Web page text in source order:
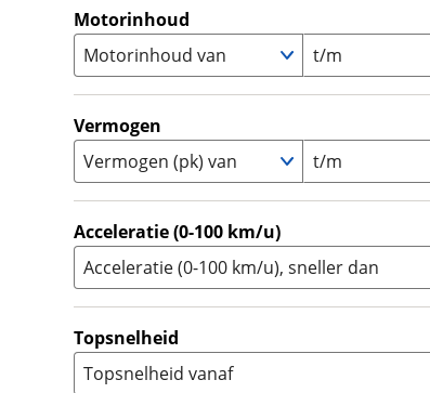
Supersport
Tourer (19)
Touring Enduro
Trike (0)
Zijspan 0)
A1 (0)
(
Motorinhoud
Motorinhoud van
t/m
Vermogen
Vermogen (pk) van
t/m
Acceleratie (0-100 km/u)
Acceleratie (0-100 km/u), sneller dan
Topsnelheid
Topsnelheid vanaf